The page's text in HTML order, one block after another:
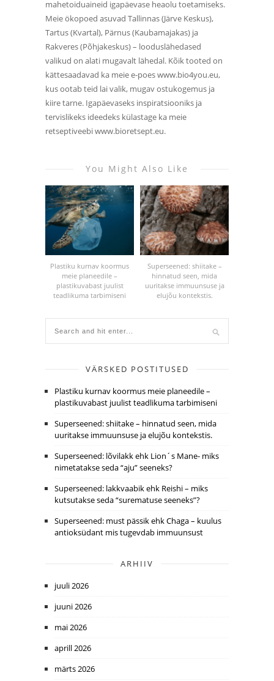
mahetoiduaineid igapäevase heaolu toetamiseks.
Meie ökopoed asuvad Tallinnas (Järve Keskus),
Tartus (Kvartal), Pärnus (Kaubamajakas) ja
Rakveres (Põhjakeskus) – looduslähedased
valikud on alati mugavalt lähedal. Kõik tooted on
kättesaadavad ka meie e-poes www.bio4you.eu,
kus ootab teid lai valik, mugav ostukogemus ja
kiire tarne. Igapäevaseks inspiratsiooniks ja
tervislikeks ideedeks külastage ka meie
retseptiveebi www.bioretsept.eu.
You Might Also Like
Plastiku kurnav koormus
meie planeedile –
plastikuvabast juulist
teadlikuma tarbimiseni
Superseened: shiitake –
hinnatud seen, mida
uuritakse immuunsuse ja
elujõu kontekstis.
VÄRSKED POSTITUSED
Plastiku kurnav koormus meie planeedile –
plastikuvabast juulist teadlikuma tarbimiseni
Superseened: shiitake – hinnatud seen, mida
uuritakse immuunsuse ja elujõu kontekstis.
Superseened: lõvilakk ehk Lion´s Mane- miks
nimetatakse seda “aju” seeneks?
Superseened: lakkvaabik ehk Reishi – miks
kutsutakse seda “surematuse seeneks”?
Superseened: must pässik ehk Chaga – kuulus
antioksüdant mis tugevdab immuunsust
ARHIIV
juuli 2026
juuni 2026
mai 2026
aprill 2026
märts 2026